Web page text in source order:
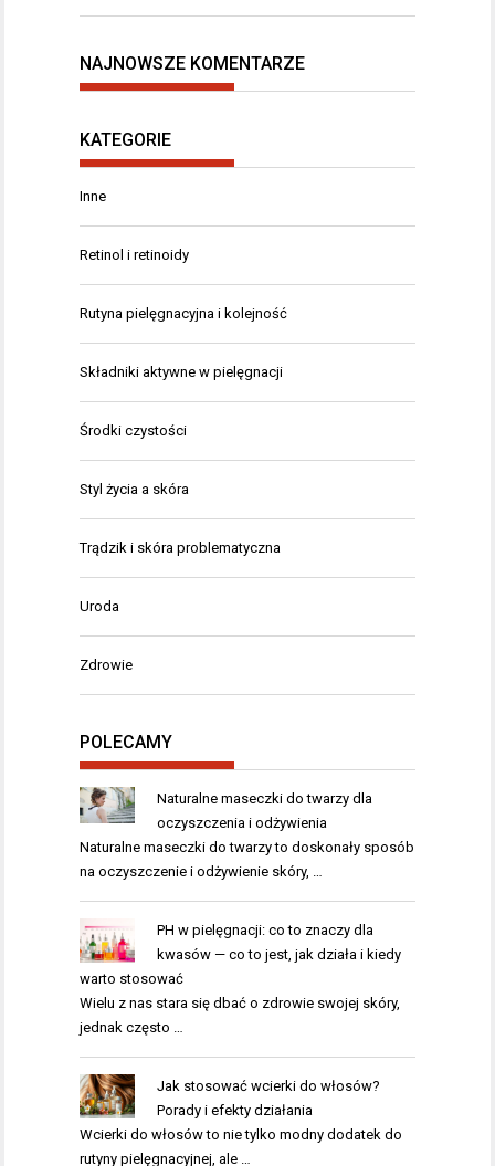
NAJNOWSZE KOMENTARZE
KATEGORIE
Inne
Retinol i retinoidy
Rutyna pielęgnacyjna i kolejność
Składniki aktywne w pielęgnacji
Środki czystości
Styl życia a skóra
Trądzik i skóra problematyczna
Uroda
Zdrowie
POLECAMY
Naturalne maseczki do twarzy dla
oczyszczenia i odżywienia
Naturalne maseczki do twarzy to doskonały sposób
na oczyszczenie i odżywienie skóry, …
PH w pielęgnacji: co to znaczy dla
kwasów — co to jest, jak działa i kiedy
warto stosować
Wielu z nas stara się dbać o zdrowie swojej skóry,
jednak często …
Jak stosować wcierki do włosów?
Porady i efekty działania
Wcierki do włosów to nie tylko modny dodatek do
rutyny pielęgnacyjnej, ale …